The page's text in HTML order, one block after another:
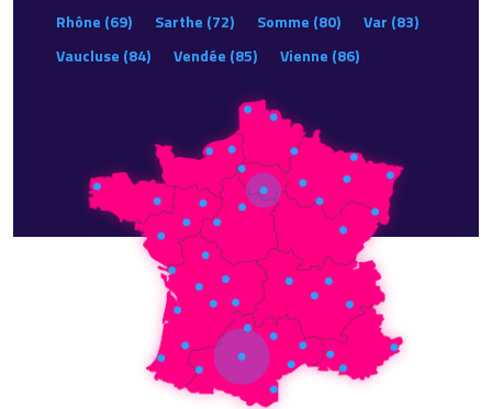
Rhône (69)
Sarthe (72) Somme (80)
Var (83)
Vaucluse (84)
Vendée (85) Vienne (86)